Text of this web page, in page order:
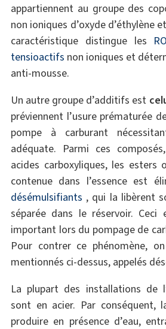
appartiennent au groupe des
non ioniques d’oxyde d’éthylène
caractéristique distingue les
tensioactifs non ioniques et
anti-mousse.
Un autre groupe d’additifs est
préviennent l’usure prématurée
pompe à carburant
adéquate. Parmi ces
acides carboxyliques, les esters
contenue dans l’essence est
désémulsifiants , qui la libèrent
séparée dans le réservoir. Ceci
important lors du pompage de
Pour contrer ce phénomène,
mentionnés ci-dessus, appelés
La plupart des installations de
sont en acier. Par conséquent,
produire en présence d’eau,